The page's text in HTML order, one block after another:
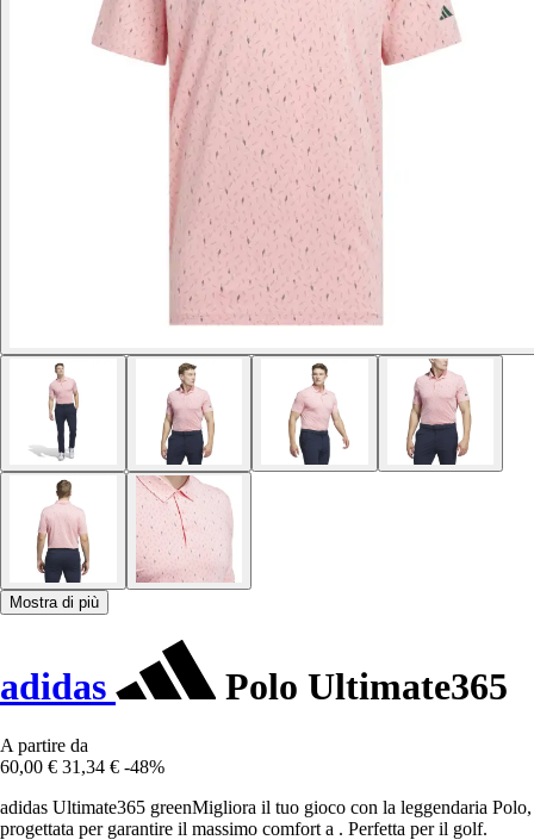
Mostra di più
adidas Polo Ultimate365
A partire da
60,00 € 31,34 € -48%
adidas Ultimate365 greenMigliora il tuo gioco con la leggendaria Polo,
progettata per garantire il massimo comfort a . Perfetta per il golf.